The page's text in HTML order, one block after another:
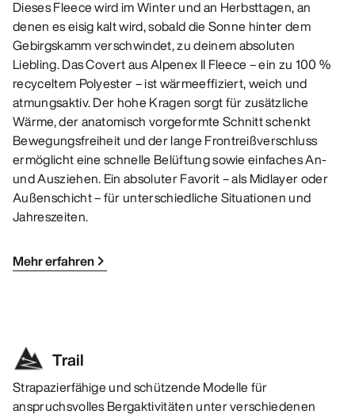
Dieses Fleece wird im Winter und an Herbsttagen, an
denen es eisig kalt wird, sobald die Sonne hinter dem
Gebirgskamm verschwindet, zu deinem absoluten
Liebling. Das Covert aus Alpenex II Fleece – ein zu 100 %
recyceltem Polyester – ist wärmeeffiziert, weich und
atmungsaktiv. Der hohe Kragen sorgt für zusätzliche
Wärme, der anatomisch vorgeformte Schnitt schenkt
Bewegungsfreiheit und der lange Frontreißverschluss
ermöglicht eine schnelle Belüftung sowie einfaches An-
und Ausziehen. Ein absoluter Favorit – als Midlayer oder
Außenschicht – für unterschiedliche Situationen und
Jahreszeiten.
Mehr erfahren
Trail
Strapazierfähige und schützende Modelle für
anspruchsvolles Bergaktivitäten unter verschiedenen